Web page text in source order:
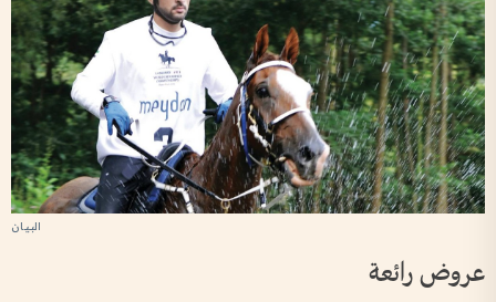
عروض رائعة